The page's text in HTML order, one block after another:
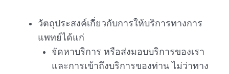
วัตถุประสงค์เกี่ยวกับการให้บริการทางการ
แพทย์ได้แก่
จัดหาบริการ หรือส่งมอบบริการของเรา
และการเข้าถึงบริการของท่าน ไม่ว่าทาง